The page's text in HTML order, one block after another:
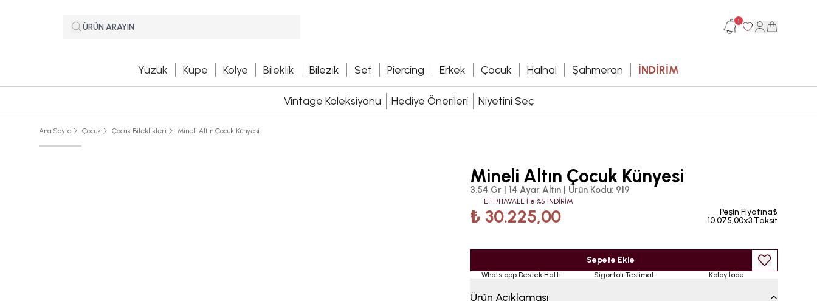
1
Yüzük Küpe Kolye Bileklik Bilezik Set Piercing Erkek Çocuk Halhal Şahmeran İNDİRİM
Vintage Koleksiyonu Hediye Önerileri Niyetini Seç
Ana Sayfa Çocuk Çocuk Bileklikleri Mineli Altın Çocuk Künyesi
Mineli Altın Çocuk Künyesi
3.54 Gr | 14 Ayar Altın | Ürün Kodu: 919
EFT/HAVALE İle %5 İNDİRİM
₺ 30.225,00
Peşin Fiyatına₺
10.075,00x3 Taksit
Sepete Ekle
Whats app Destek Hattı Sigortalı Teslimat Kolay İade
Ürün Açıklaması